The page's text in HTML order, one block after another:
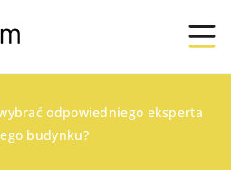
odpowiedniego eksperta
budynku?